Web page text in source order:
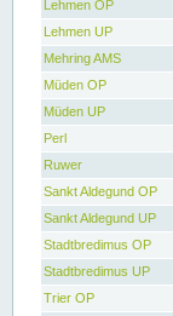
Lehmen OP
Lehmen UP
Mehring AMS
Müden OP
Müden UP
Perl
Ruwer
Sankt Aldegund OP
Sankt Aldegund UP
Stadtbredimus OP
Stadtbredimus UP
Trier OP